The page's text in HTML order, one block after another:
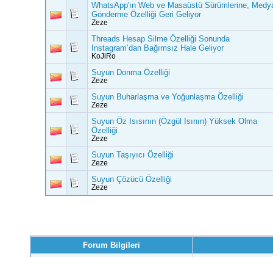
WhatsApp'ın Web ve Masaüstü Sürümlerine,
Gönderme Özelliği Geri Geliyor
Zeze
Threads Hesap Silme Özelliği Sonunda
Instagram’dan Bağımsız Hale Geliyor
KoJiRo
Suyun Donma Özelliği
Zeze
Suyun Buharlaşma ve Yoğunlaşma Özelliği
Zeze
Suyun Öz Isısının (Özgül Isının) Yüksek Olma
Özelliği
Zeze
Suyun Taşıyıcı Özelliği
Zeze
Suyun Çözücü Özelliği
Zeze
Forum Bilgileri